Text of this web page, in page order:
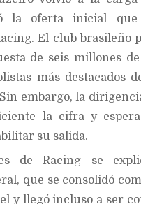
la oferta inicial que
El club brasileño
de seis millones
más destacados
embargo, la
la cifra y
su salida.
de Racing se
que se consolidó
y llegó incluso a ser